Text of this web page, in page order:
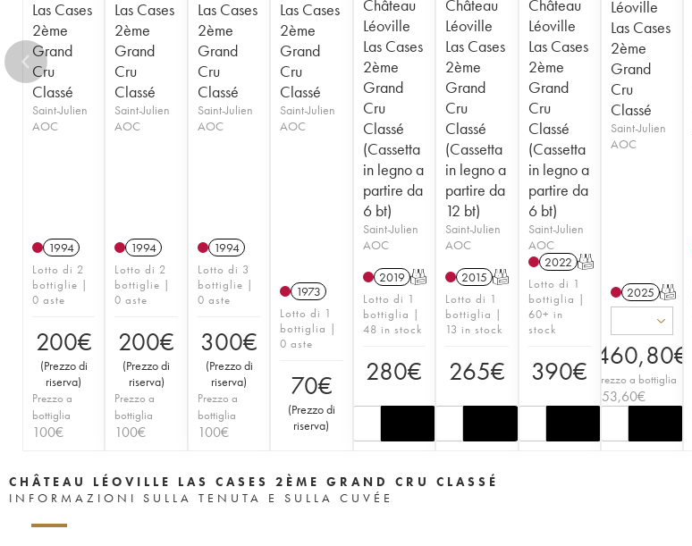
Las Cases
2ème
Grand
Cru
Classé
Saint-Julien
AOC
1994
Lotto di 2
bottiglie |
0 aste
200€
(Prezzo di
riserva)
Prezzo a
bottiglia
100€
Las Cases
2ème
Grand
Cru
Classé
Saint-Julien
AOC
1994
Lotto di 2
bottiglie |
0 aste
200€
(Prezzo di
riserva)
Prezzo a
bottiglia
100€
Las Cases
2ème
Grand
Cru
Classé
Saint-Julien
AOC
1994
Lotto di 3
bottiglie |
0 aste
300€
(Prezzo di
riserva)
Prezzo a
bottiglia
100€
Las Cases
2ème
Grand
Cru
Classé
Saint-Julien
AOC
1973
Lotto di 1
bottiglia |
0 aste
70€
(Prezzo di
riserva)
Château
Léoville
Las Cases
2ème
Grand
Cru
Classé
(Cassetta
in legno a
partire da
6 bt)
Saint-Julien
AOC
2019 T
Lotto di 1
bottiglia |
48 in stock
280€
Château
Léoville
Las Cases
2ème
Grand
Cru
Classé
(Cassetta
in legno a
partire da
12 bt)
Saint-Julien
AOC
2015 T
Lotto di 1
bottiglia |
13 in stock
265€
Château
Léoville
Las Cases
2ème
Grand
Cru
Classé
(Cassetta
in legno a
partire da
6 bt)
Saint-Julien
AOC
2022 T
Lotto di 1
bottiglia |
60+ in
stock
390€
Léoville
Las Cases
2ème
Grand
Cru
Classé
Saint-Julien
AOC
2025 T
460,80€
Prezzo a bottiglia
153,60€
CHÂTEAU LÉOVILLE LAS CASES 2ÈME GRAND CRU CLASSÉ
INFORMAZIONI SULLA TENUTA E SULLA CUVÉE